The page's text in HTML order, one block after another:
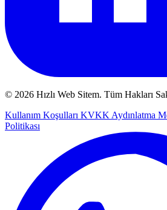
© 2026 Hızlı Web Sitem. Tüm Hakları
Kullanım Koşulları KVKK Aydınlatma
Politikası